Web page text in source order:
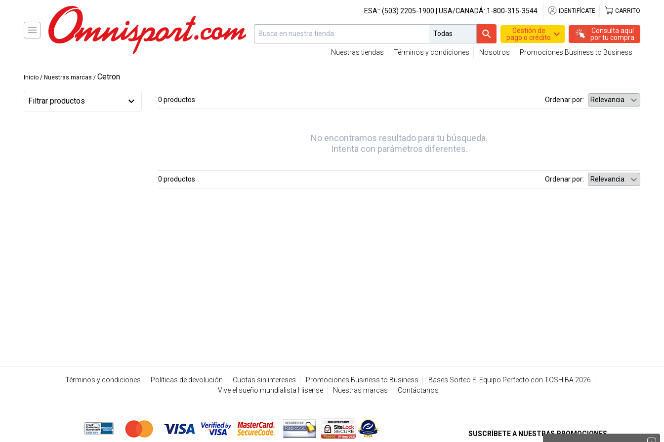
ESA:: (503) 2205-1900 | USA/CANADÁ: 1-800-315-3544. IDENTIFÍCATE CARRITO
Gestión de
pago o crédito
Consulta aquí
por tu compra
Nuestras tiendas
Términos y condiciones Nosotros Promociones Business to Business
Inicio / Nuestras marcas / Cetron
Filtrar productos 0 productos Ordenar por:
No encontramos resultado para tu búsqueda.
Intenta con parámetros diferentes.
0 productos Ordenar por:
Términos y condiciones Políticas de devolución Cuotas sin intereses Promociones Business to Business
Bases Sorteo El Equipo Perfecto con TOSHIBA 2026
Vive el sueño mundialista Hisense
Nuestras marcas Contáctanos
SUSCRÍBETE A NUESTRAS PROMOCIONES